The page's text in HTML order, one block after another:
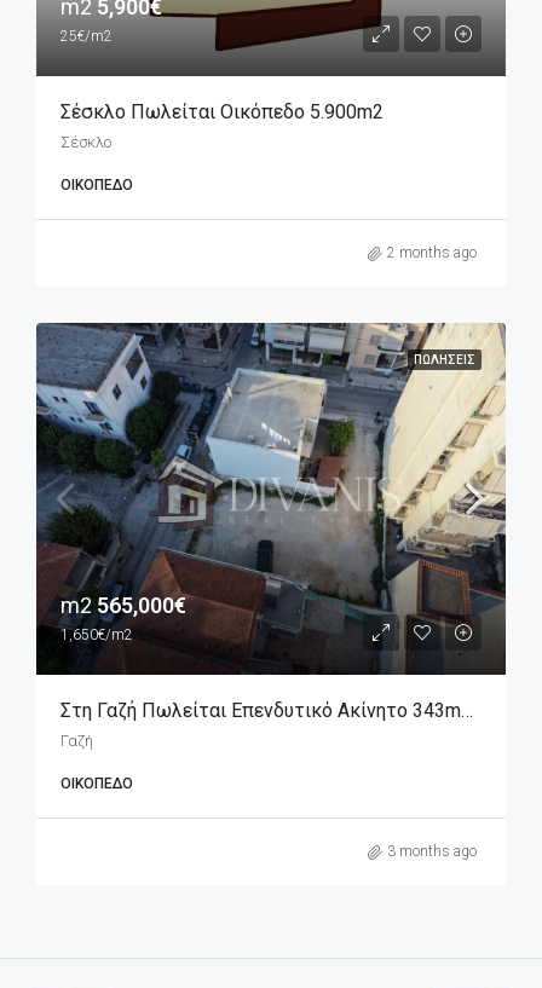
m2 5,900€
25€/m2
Σέσκλο Πωλείται Οικόπεδο 5.900m2
Σέσκλο
ΟΙΚΌΠΕΔΟ
2 months ago
ΠΩΛΉΣΕΙΣ
m2565,000€
1,650€/m2
Στη Γαζή Πωλείται Επενδυτικό Ακίνητο 343m2 (οικόπεδο), Διαμπερές
Γαζή
ΟΙΚΌΠΕΔΟ
3 months ago